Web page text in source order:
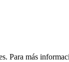
Para más